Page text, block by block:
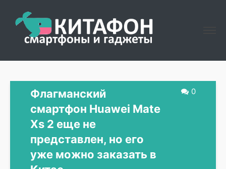
0
Флагманский
смартфон Huawei Mate
Xs 2 еще не
представлен, но его
уже можно заказать в